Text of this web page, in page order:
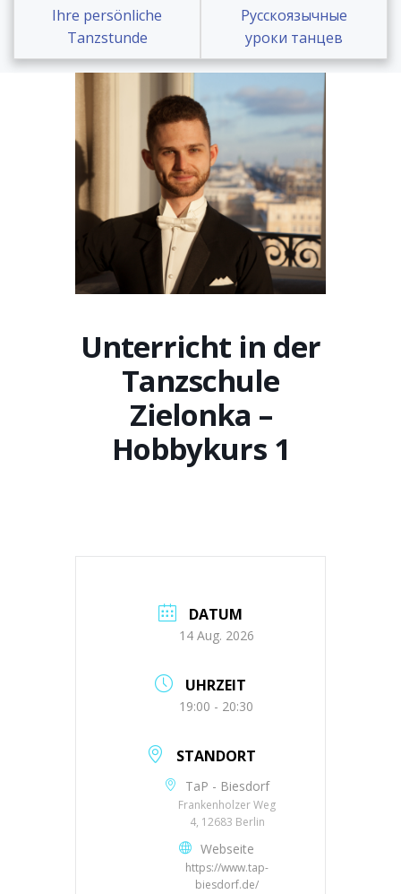
Ihre persönliche
Tanzstunde
Русскоязычные
уроки танцев
Unterricht in der
Tanzschule
Zielonka –
Hobbykurs 1
DATUM
14 Aug. 2026
UHRZEIT
19:00 - 20:30
STANDORT
TaP - Biesdorf
Frankenholzer Weg
4, 12683 Berlin
Webseite
https://www.tap-
biesdorf.de/